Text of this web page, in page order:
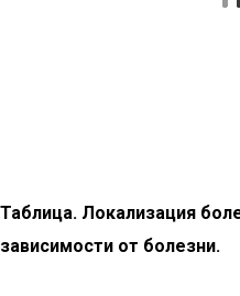
Таблица. Локализация
зависимости от болезни.